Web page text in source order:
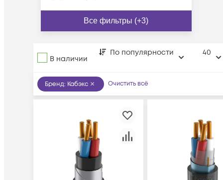
Все фильтры (+3)
В наличии
По популярности 40
Бренд: Кабэкс Очистить всё